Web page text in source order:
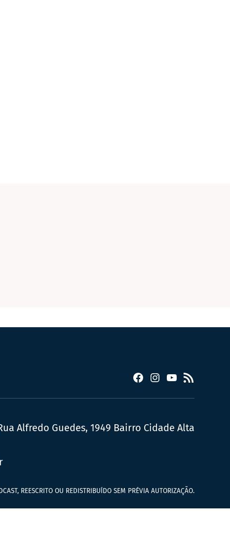
Facebook
Instagram
YouTube
RSS
Alfredo Guedes, 1949 Bairro Cidade Alta
REESCRITO OU REDISTRIBUÍDO SEM PRÉVIA AUTORIZAÇÃO.